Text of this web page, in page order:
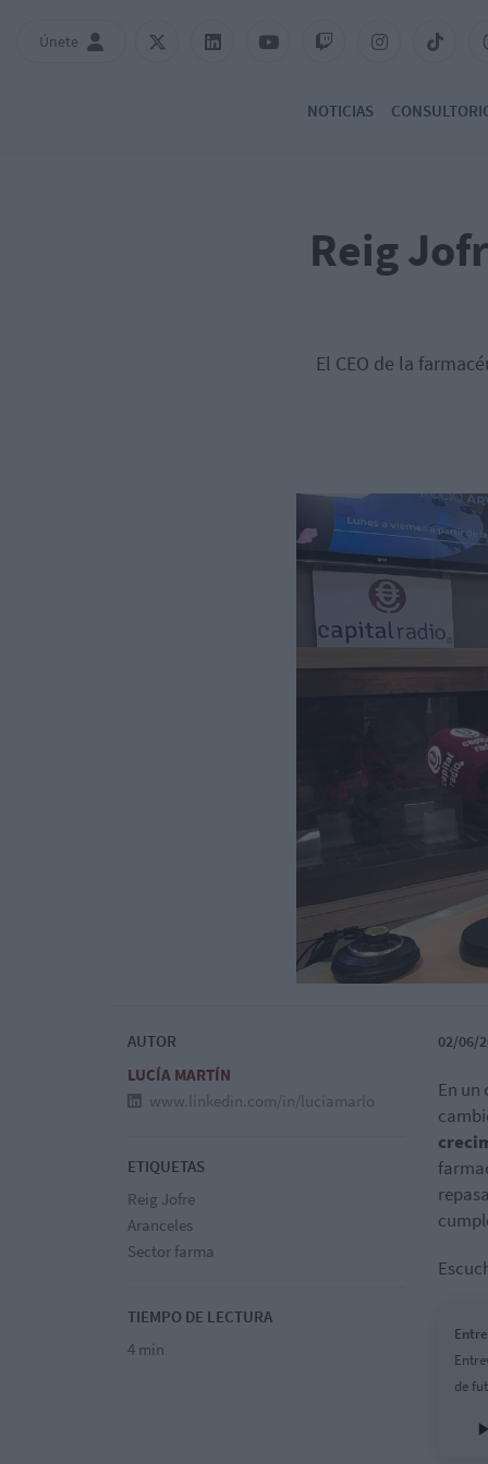
Únete
NOTICIAS
Reig
El CEO de la
AUTOR
LUCÍA MARTÍN
www.linkedin.com/in/luciamarlo
ETIQUETAS
Reig Jofre
Aranceles
Sector farma
TIEMPO DE LECTURA
4 min
02/06/
En
de